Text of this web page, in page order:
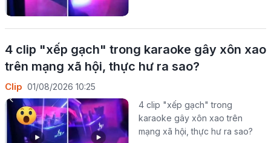
4 clip "xếp gạch" trong karaoke gây xôn xao
trên mạng xã hội, thực hư ra sao?
Clip 01/08/2026 10:25
4 clip "xếp gạch" trong
karaoke gây xôn xao trên
mạng xã hội, thực hư ra sao?